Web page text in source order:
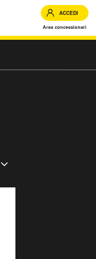
ACCEDI
Area concessionari